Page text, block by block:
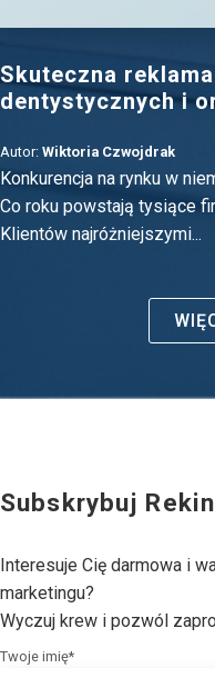
Skuteczna
dentystycznych i
Autor: Wiktoria Czwojdrak
Konkurencja na rynku w
Co roku powstają tysiące
Klientów najróżniejszymi...
Subskrybuj
Interesuje Cię darmowa i
marketingu?
Wyczuj krew i pozwól
Twoje imię*